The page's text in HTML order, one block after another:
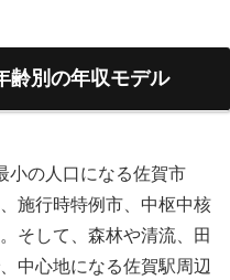
齢別の年収モデル
小の人口になる佐賀市
施行時特例市、中枢中核
そして、森林や清流、田
中心地になる佐賀駅周辺